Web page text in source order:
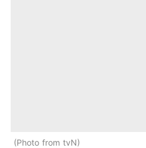
Photo from tvN